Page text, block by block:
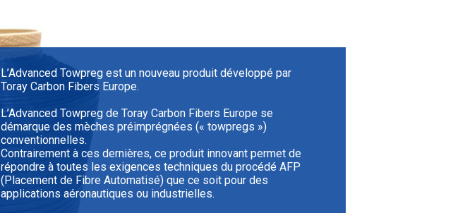
L’Advanced Towpreg est un nouveau produit développé par
Toray Carbon Fibers Europe.
L’Advanced Towpreg de Toray Carbon Fibers Europe se
démarque des mèches préimprégnées (« towpregs »)
conventionnelles.
Contrairement à ces dernières, ce produit innovant permet de
répondre à toutes les exigences techniques du procédé AFP
(Placement de Fibre Automatisé) que ce soit pour des
applications aéronautiques ou industrielles.